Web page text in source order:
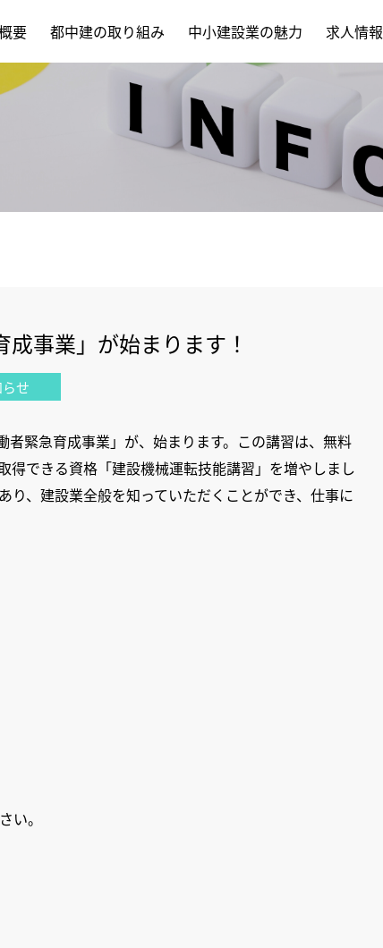
要 都中建の取り組み 中小建設業の魅力 求人情報
事業」が始まります！
せ
緊急育成事業」が、始まります。この講習は、無料
得できる資格「建設機械運転技能講習」を増やしまし
、建設業全般を知っていただくことができ、仕事に
い。